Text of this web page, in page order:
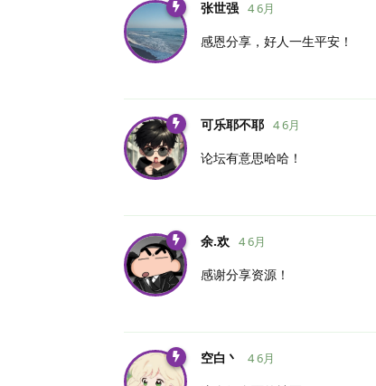
张世强 4 6月
感恩分享，好人一生平安！
可乐耶不耶 4 6月
论坛有意思哈哈！
余.​欢 4 6月
感谢分享资源！
空白丶 4 6月